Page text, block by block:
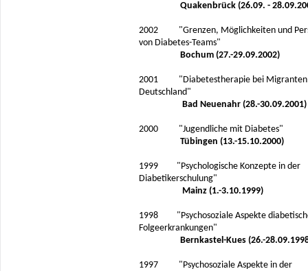
Quakenbrück (26.09. -
2002 "Grenzen, Möglichkeiten und
von Diabetes-Teams"
Bochum (27.-29.09.2002)
2001 "Diabetestherapie bei Migranten
Deutschland"
Bad Neuenahr (28.-30.09.2001)
2000 "Jugendliche mit Diabetes"
Tübingen (13.-15.10.2000)
1999 "Psychologische Konzepte in der
Diabetikerschulung"
Mainz (1.-3.10.1999)
1998 "Psychosoziale Aspekte
Folgeerkrankungen"
Bernkastel-Kues (26.-
1997 "Psychosoziale Aspekte in der